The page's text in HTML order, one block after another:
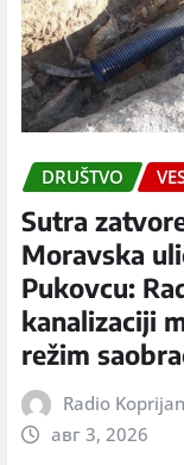
DRUŠTVO
Sutra
Moravska
Pukovcu:
kanalizaciji
režim
Radio Koprijan
авг 3, 2026